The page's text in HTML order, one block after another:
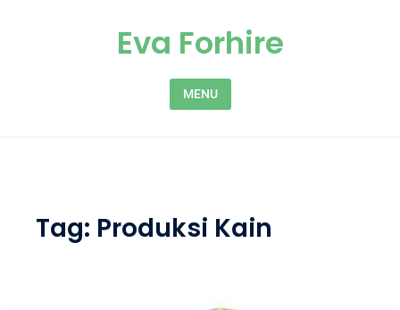
Eva Forhire
MENU
Tag: Produksi Kain